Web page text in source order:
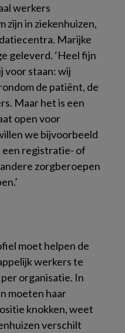
werkers
zijn in ziekenhuizen,
Marijke
geleverd. ‘Heel fijn
voor staan: wij
de patiënt, de
Maar het is een
open voor
we bijvoorbeeld
een registratie- of
zorgberoepen
moet helpen de
werkers te
organisatie. In
moeten haar
knokken, weet
verschilt